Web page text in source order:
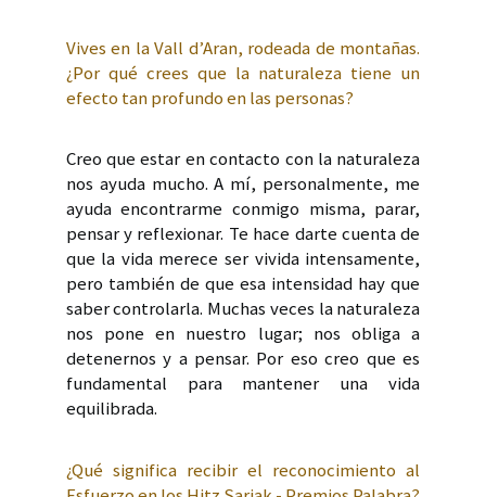
Vives en la Vall d’Aran, rodeada de montañas.
¿Por qué crees que la naturaleza tiene un
efecto tan profundo en las personas?
Creo que estar en contacto con la naturaleza
nos ayuda mucho. A mí, personalmente, me
ayuda encontrarme conmigo misma, parar,
pensar y reflexionar. Te hace darte cuenta de
que la vida merece ser vivida intensamente,
pero también de que esa intensidad hay que
saber controlarla. Muchas veces la naturaleza
nos pone en nuestro lugar; nos obliga a
detenernos y a pensar. Por eso creo que es
fundamental para mantener una vida
equilibrada.
¿Qué significa recibir el reconocimiento al